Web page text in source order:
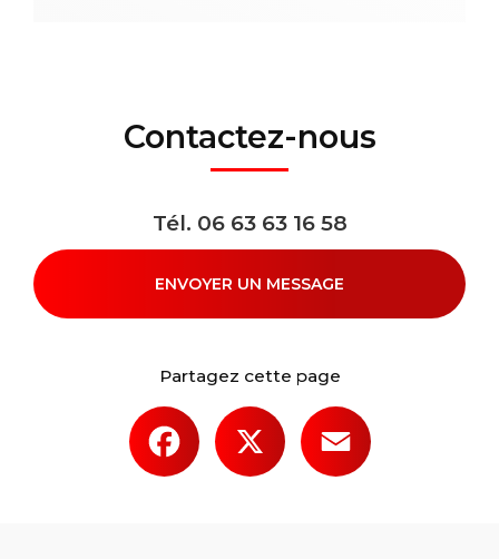
Contactez-nous
Tél. 06 63 63 16 58
ENVOYER UN MESSAGE
Partagez cette page
Facebook